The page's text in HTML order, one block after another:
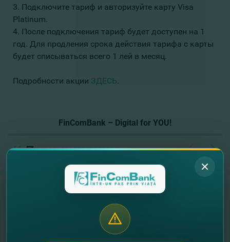
3. Подключите тариф и авторизуйте карту Visa
Platinum.
4. После подключения тариф будет доступен на 1
год. Для продления срока действия тарифа с карты
будет списываться всего 1 лей в месяц.
Подробности акции ЗДЕСЬ.
FinComBank – Digital for YOU!
// Другие новости